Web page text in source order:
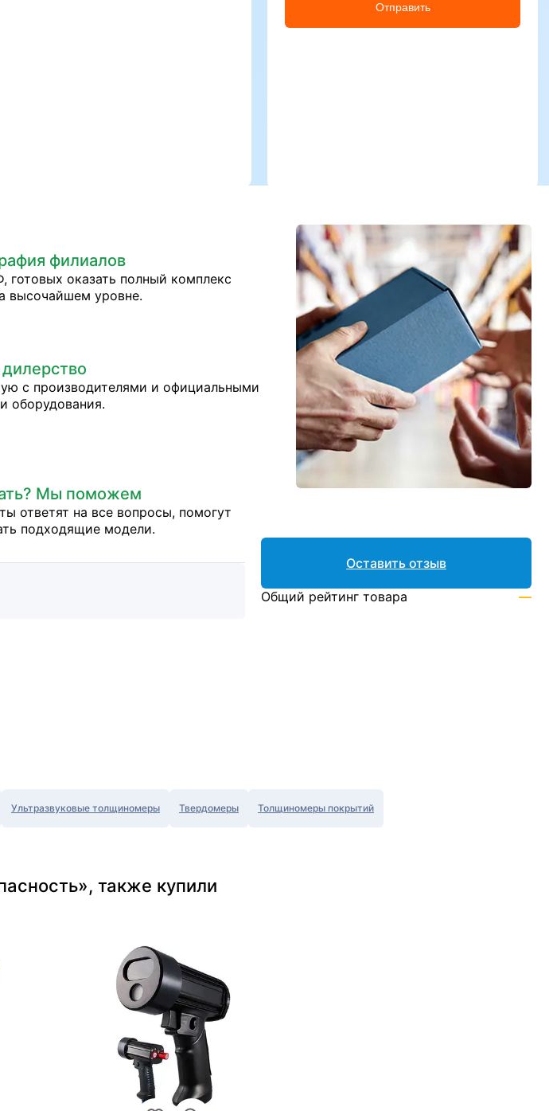
Отправить
филиалов
готовых оказать полный комплекс
высочайшем уровне.
с производителями и официальными
оборудования.
Мы поможем
ответят на все вопросы, помогут
подходящие модели.
Оставить отзыв
Общий рейтинг товара —
Ультразвуковые толщиномеры Твердомеры Толщиномеры покрытий
также купили